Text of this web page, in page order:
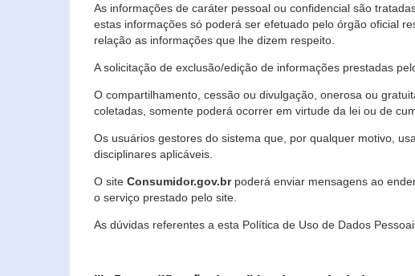
As informações de caráter pessoal ou confidencial são
estas informações só poderá ser efetuado pelo órgão oficial
relação as informações que lhe dizem respeito.
A solicitação de exclusão/edição de informações prestadas
O compartilhamento, cessão ou divulgação, onerosa ou
coletadas, somente poderá ocorrer em virtude da lei ou de
Os usuários gestores do sistema que, por qualquer motivo,
disciplinares aplicáveis.
O site Consumidor.gov.brpoderá enviar mensagens ao
o serviço prestado pelo site.
As dúvidas referentes a esta Política de Uso de Dados